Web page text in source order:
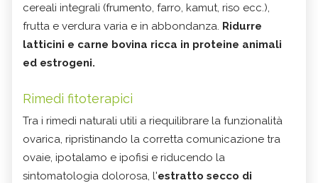
cereali integrali (frumento, farro, kamut, riso ecc.),
frutta e verdura varia e in abbondanza. Ridurre
latticini e carne bovina ricca in proteine animali
ed estrogeni.
Rimedi fitoterapici
Tra i rimedi naturali utili a riequilibrare la funzionalità
ovarica, ripristinando la corretta comunicazione tra
ovaie, ipotalamo e ipofisi e riducendo la
sintomatologia dolorosa, l'estratto secco di